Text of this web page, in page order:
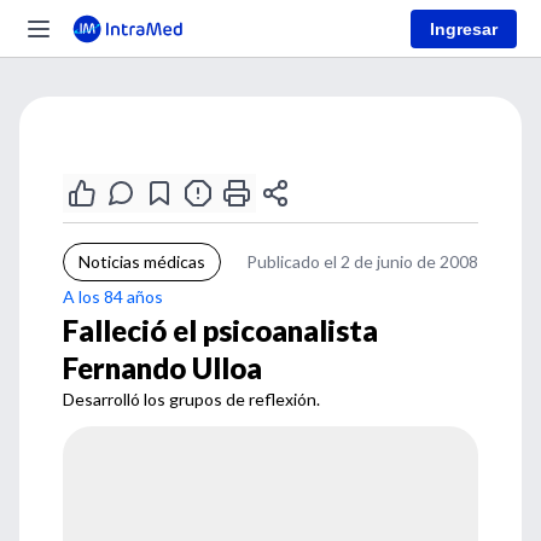
Ingresar
Noticias médicas
Publicado el 2 de junio de 2008
A los 84 años
Falleció el psicoanalista
Fernando Ulloa
Desarrolló los grupos de reflexión.